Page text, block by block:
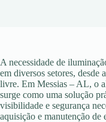
A necessidade de
em diversos setores, desde
livre. Em Messias – AL, o
surge como uma solução
visibilidade e segurança
aquisição e manutenção de